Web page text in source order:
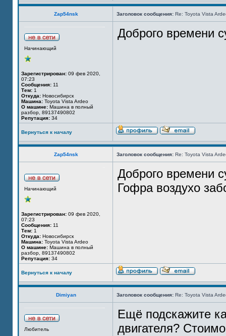
Zap54nsk Заголовок сообщения: Re: Toyota Vista
Начинающий
Зарегистрирован: 09 фев 2020,
07:23
Сообщения: 11
Тем: 1
Откуда: Новосибирск
Машина: Toyota Vista Ardeo
О машине: Машина в полный
разбор, 89137490802
Репутация: 34
Доброго времени
Вернуться к началу
Zap54nsk Заголовок сообщения: Re: Toyota Vista
Начинающий
Зарегистрирован: 09 фев 2020,
07:23
Сообщения: 11
Тем: 1
Откуда: Новосибирск
Машина: Toyota Vista Ardeo
О машине: Машина в полный
разбор, 89137490802
Репутация: 34
Доброго времени
Гофра воздухо
Вернуться к началу
Dimiyan Заголовок сообщения: Re: Toyota Vista
Любитель
Ещё подскажите
двигателя?